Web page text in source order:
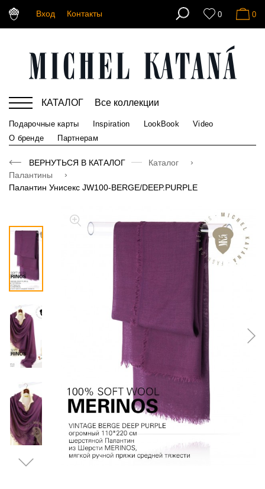
Вход Контакты 0 0
КАТАЛОГ Все коллекции
Подарочные карты Inspiration LookBook
Video
О бренде
Партнерам
ВЕРНУТЬСЯ В КАТАЛОГ
Каталог
Палантины
Палантин Унисекс JW100-BERGE/DEEP.PURPLE